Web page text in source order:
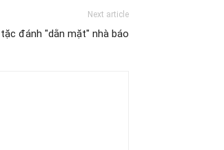
Next article
đánh "dằn mặt" nhà báo